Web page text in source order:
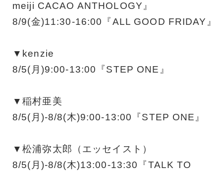
meiji CACAO ANTHOLOGY』
8/9(金)11:30-16:00『ALL GOOD FRIDAY』
▼kenzie
8/5(月)9:00-13:00『STEP ONE』
▼稲村亜美
8/5(月)-8/8(木)9:00-13:00『STEP ONE』
▼松浦弥太郎（エッセイスト）
8/5(月)-8/8(木)13:00-13:30『TALK TO